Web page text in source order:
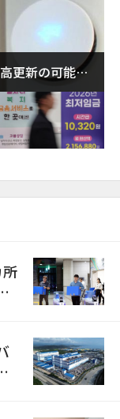
更新の可能性